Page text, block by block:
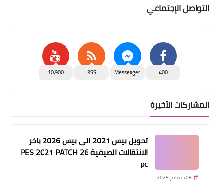
التواصل الإجتماعي
400
Messenger
RSS
10,900
المشاركات الأخيرة
تحويل بيس 2021 الى بيس 2026 باخر
الانتقالات الصيفية PES 2021 PATCH 26
pc
08 سبتمبر 2025